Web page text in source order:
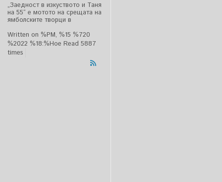
„Заедност в изкуството и Таня
на 55“ е мотото на срещата на
ямболските творци в
Written on %PM, %15 %720
%2022 %18:%Ное Read 5887
times